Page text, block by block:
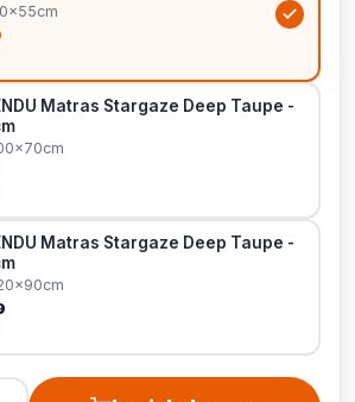
Matras Stargaze Deep Taupe -
Matras Stargaze Deep Taupe -